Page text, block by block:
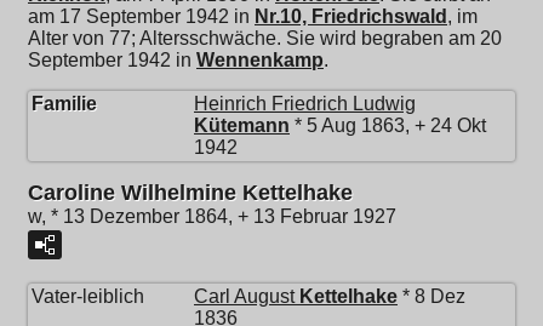
am 17 September 1942 in Nr.10, Friedrichswald , im
Alter von 77; Altersschwäche. Sie wird begraben am 20
September 1942 in Wennenkamp.
Familie
Heinrich Friedrich Ludwig
Kütemann * 5 Aug 1863, + 24 Okt
1942
Caroline Wilhelmine Kettelhake
w, * 13 Dezember 1864, + 13 Februar 1927
Vater-leiblich Carl August Kettelhake * 8 Dez
1836